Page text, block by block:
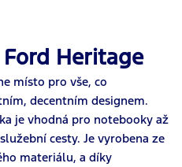
Heritage
místo pro vše, co
decentním designem.
je vhodná pro notebooky až
cesty. Je vyrobena ze
materiálu, a díky